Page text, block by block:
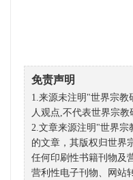
免责声明
1.来源未注明"世界宗教
人观点,不代表世界宗教
2.文章来源注明"世界宗
的文章，其版权归世界
任何印刷性书籍刊物及
营利性电子刊物、网站